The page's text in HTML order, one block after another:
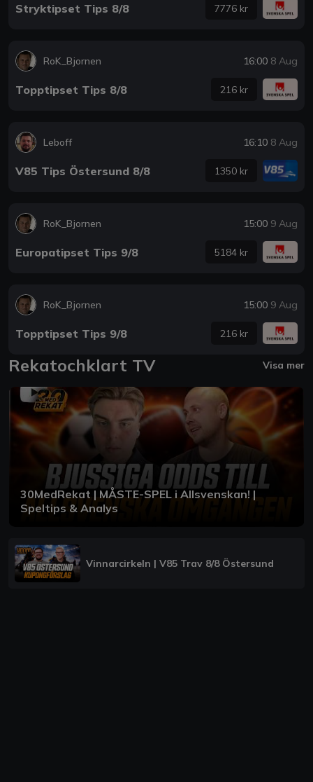
Stryktipset Tips 8/8 7776 kr
RoK_Bjornen 16:00 8 Aug
Topptipset Tips 8/8 216 kr
Leboff 16:10 8 Aug
V85 Tips Östersund 8/8 1350 kr
RoK_Bjornen 15:00 9 Aug
Europatipset Tips 9/8 5184 kr
RoK_Bjornen 15:00 9 Aug
Topptipset Tips 9/8 216 kr
Rekatochklart TV Visa mer
30MedRekat | MÅSTE-SPEL i Allsvenskan! |
Speltips & Analys
Vinnarcirkeln | V85 Trav 8/8 Östersund